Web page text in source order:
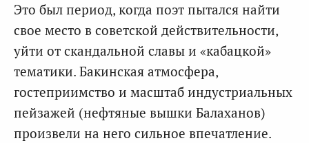
Это был период, когда поэт пытался найти
свое место в советской действительности,
уйти от скандальной славы и «кабацкой»
тематики. Бакинская атмосфера,
гостеприимство и масштаб индустриальных
пейзажей (нефтяные вышки Балаханов)
произвели на него сильное впечатление.